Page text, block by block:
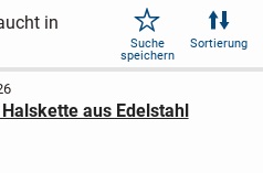
in
Suche
speichern
Sortierung
aus Edelstahl